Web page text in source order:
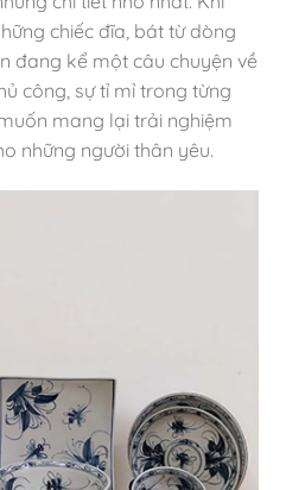
chiếc đĩa, bát từ dòng
đang kể một câu chuyện về
công, sự tỉ mỉ trong từng
mang lại trải nghiệm
những người thân yêu.